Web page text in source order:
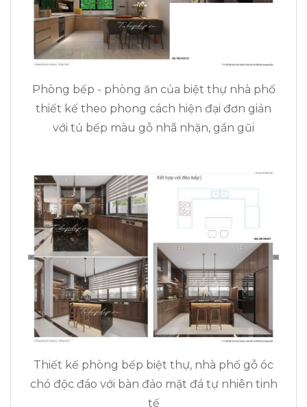
Phòng bếp - phòng ăn của biệt thự nhà phố
thiết kế theo phong cách hiện đại đơn giản
với tủ bếp màu gỗ nhã nhặn, gần gũi
Thiết kế phòng bếp biệt thự, nhà phố gỗ óc
chó độc đáo với bàn đảo mặt đá tự nhiên tinh
tế